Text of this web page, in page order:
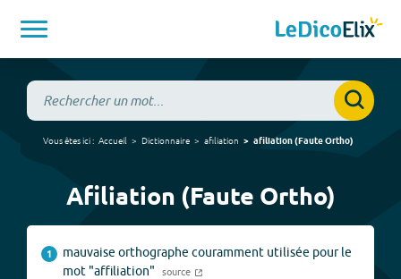
Vous êtes ici : Accueil Dictionnaire afiliation afiliation(Faute Ortho)
Afiliation (Faute Ortho)
1
mauvaise orthographe couramment utilisée pour le
mot "affiliation"
source